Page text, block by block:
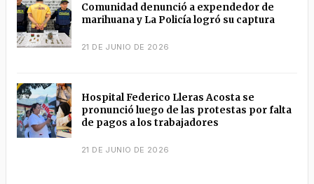
Comunidad denunció a expendedor de
marihuana y La Policía logró su captura
21 DE JUNIO DE 2026
Hospital Federico Lleras Acosta se
pronunció luego de las protestas por falta
de pagos a los trabajadores
21 DE JUNIO DE 2026